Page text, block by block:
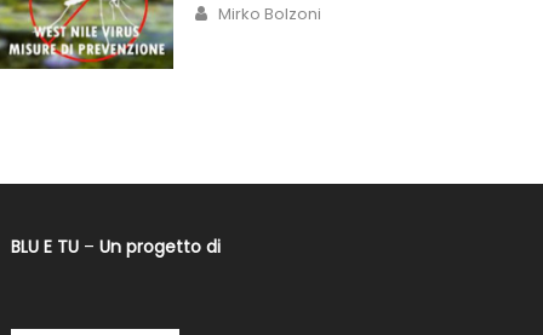
Mirko Bolzoni
BLU E TU– Un progetto di